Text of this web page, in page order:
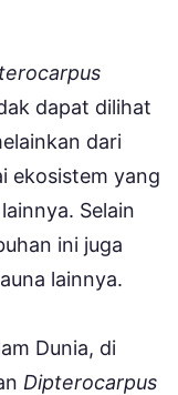
dapat dilihat
dari
ekosistem yang
Selain
ini juga
lainnya.
Dunia, di
Dipterocarpus